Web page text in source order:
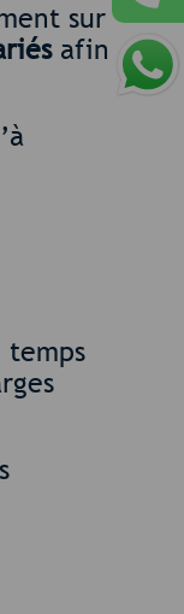
sur
afin
temps